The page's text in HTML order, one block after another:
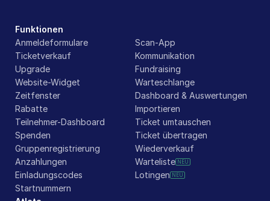
Funktionen
Anmeldeformulare
Ticketverkauf
Upgrade
Website-Widget
Zeitfenster
Rabatte
Teilnehmer-Dashboard
Spenden
Gruppenregistrierung
Anzahlungen
Einladungscodes
Startnummern
Scan-App
Kommunikation
Fundraising
Warteschlange
Dashboard & Auswertungen
Importieren
Ticket umtauschen
Ticket übertragen
Wiederverkauf
Warteliste NEU
Lotingen NEU